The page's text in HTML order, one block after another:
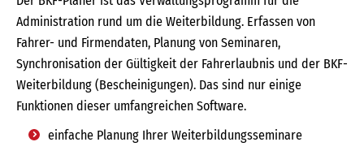
Administration rund um die Weiterbildung. Erfassen von
Fahrer- und Firmendaten, Planung von Seminaren,
Synchronisation der Gültigkeit der Fahrerlaubnis und der BKF-
Weiterbildung (Bescheinigungen). Das sind nur einige
Funktionen dieser umfangreichen Software.
einfache Planung Ihrer Weiterbildungsseminare